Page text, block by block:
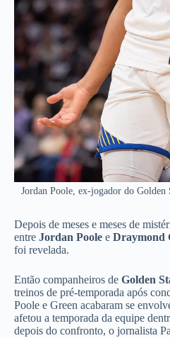
Jordan Poole, ex-jogador do
Depois de meses e meses de
entre Jordan Poole e Draymond
foi revelada.
Então companheiros de Golden
treinos de pré-temporada após
Poole e Green acabaram se
afetou a temporada da equipe
depois do confronto, o jornalista